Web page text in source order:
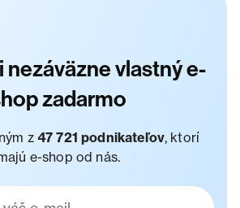
nezáväzne vlastný e-
zadarmo
z 47 721 podnikateľov, ktorí
e-shop od nás.